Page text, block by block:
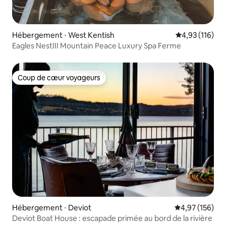
Hébergement ⋅ West Kentish Évaluation
4,93 (116)
Eagles NestIII Mountain Peace Luxury Spa Ferme
Coup de cœur voyageurs
Coup de cœur voyageurs
Hébergement ⋅ Deviot Évaluation
4,97 (156)
Deviot Boat House : escapade primée au bord de la rivière